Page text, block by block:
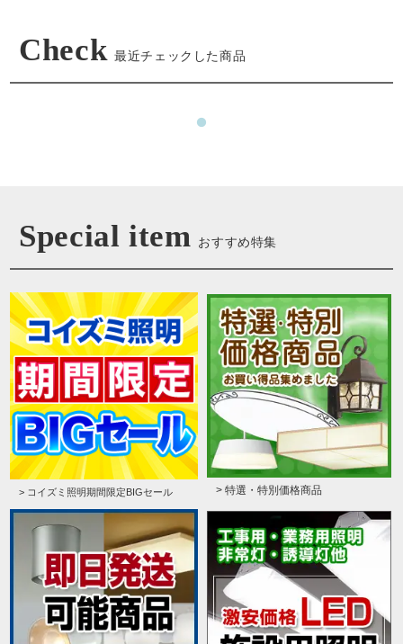
Check 最近チェックした商品
Special item おすすめ特集
> コイズミ照明期間限定BIGセール > 特選・特別価格商品